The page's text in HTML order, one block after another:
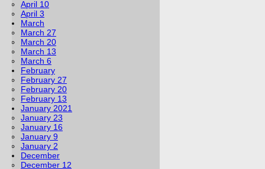
April 10
April 3
March
March 27
March 20
March 13
March 6
February
February 27
February 20
February 13
January 2021
January 23
January 16
January 9
January 2
December
December 12